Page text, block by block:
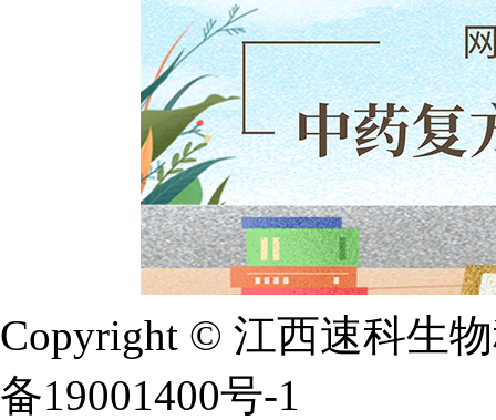
Copyright © 江西速科生
备19001400号-1